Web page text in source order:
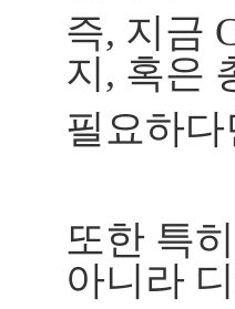
즉, 지금
지, 혹은
필요하
또한 특
아니라